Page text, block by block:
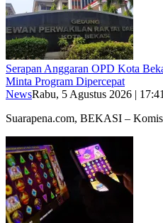
Serapan Anggaran OPD Kota
Minta Program Dipercepat
NewsRabu, 5 Agustus 2026 | 17:41
Suarapena.com, BEKASI –